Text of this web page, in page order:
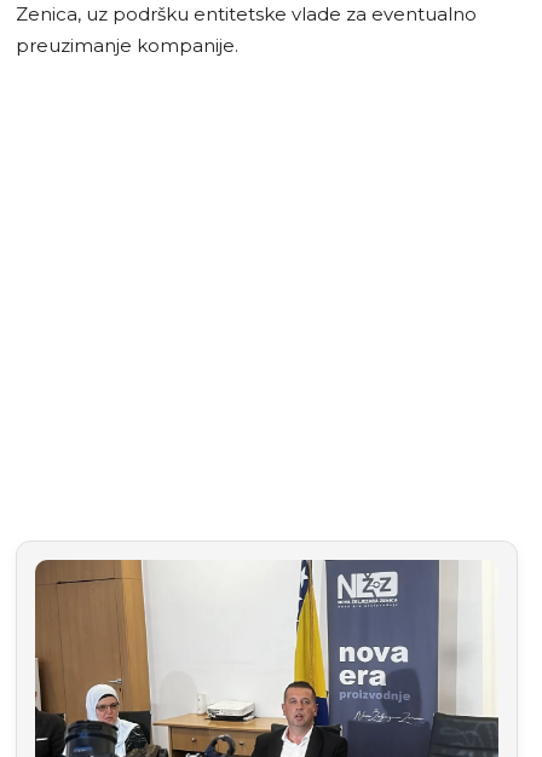
Zenica, uz podršku entitetske vlade za eventualno
preuzimanje kompanije.